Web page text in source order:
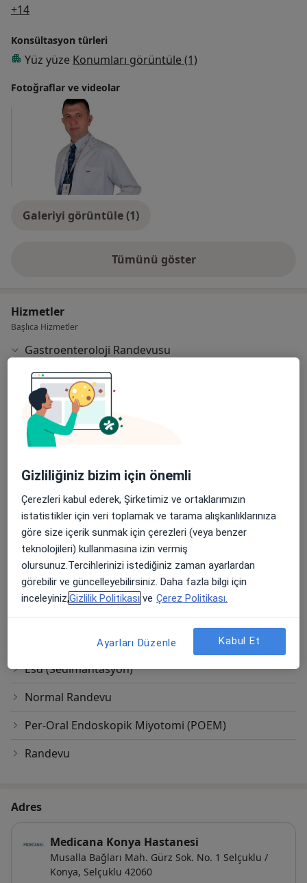
+14a11y_sr_more_diseases
Konsültasyon türleri
Yüz yüze Konumları görüntüle (1)
Fotoğraflar ve videolar
Galeriyi görüntüle (1)
Tümünü gösterdeneyim hakkında
Hizmetler
Başlıca Hizmetler
Gastroenteroloji Randevusu
Musalla Bağları Mah. Gürz Sok. No. 1
Selçuklu / Konya, Selçuklu
Medicana Konya Hastanesi
İç Hastalıkları Randevusu
Selçuklu / Konya, Selçuklu
Medicana Konya Hastanesi
Diğer Hizmetler
Endoskopik Reflü Tedavisi
Endoskopik Tedavi
Endoskopik Ultrason
Ercp(Endoskopik Retrograd Kolanjio
Pankreotografi)
Esd (Sedimantasyon)
Normal Randevu
Per-Oral Endoskopik Miyotomi (POEM)
Randevu
Adres
Medicana Konya Hastanesi
Musalla Bağları Mah. Gürz Sok. No. 1 Selçuklu /
Konya, Selçuklu 42060
Gizliliğiniz bizim için önemli
Çerezleri kabul ederek, Şirketimiz ve ortaklarımızın
istatistikler için veri toplamak ve tarama alışkanlıklarınıza
göre size içerik sunmak için çerezleri (veya benzer
teknolojileri) kullanmasına izin vermiş
olursunuz.Tercihlerinizi istediğiniz zaman ayarlardan
görebilir ve güncelleyebilirsiniz. Daha fazla bilgi için
inceleyiniz,Gizlilik Politikası ve Çerez Politikası.
Ayarları Düzenle Kabul Et